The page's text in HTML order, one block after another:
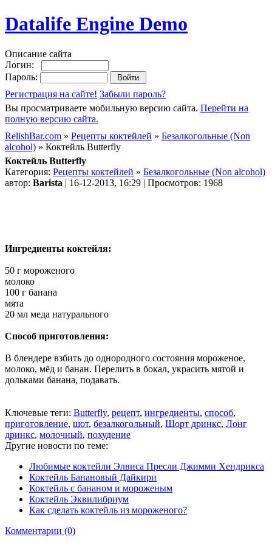
Datalife Engine Demo
Описание сайта
Логин:
Пароль:
Регистрация на сайте! Забыли пароль?
Вы просматриваете мобильную версию сайта. Перейти на
полную версию сайта.
RelishBar.com » Рецепты коктейлей » Безалкогольные (Non
alcohol) » Коктейль Butterfly
Коктейль Butterfly
Категория: Рецепты коктейлей » Безалкогольные (Non alcohol)
автор: Barista | 16-12-2013, 16:29 | Просмотров: 1968
Ингредиенты коктейля:
50 г мороженого
молоко
100 г банана
мята
20 мл меда натурального
Способ приготовления:
В блендере взбить до однородного состояния мороженое,
молоко, мёд и банан. Перелить в бокал, украсить мятой и
дольками банана, подавать.
Ключевые теги: Butterfly, рецепт, ингредиенты, способ,
приготовление, шот, безалкогольный, Шорт дринкс, Лонг
дринкс, молочный, похудение
Другие новости по теме:
Любимые коктейли Элвиса Пресли Джимми Хендрикса
Коктейль Банановый Дайкири
Коктейль с бананом и мороженым
Коктейль Эквилибриум
Как сделать коктейль из мороженого?
Комментарии (0)